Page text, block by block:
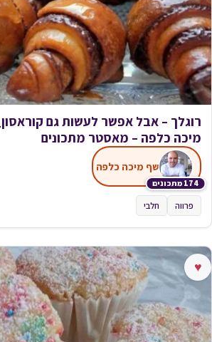
רוגלך – אבל אפשר לעשות גם
מיכה כלפה – מאסטר מתכונים
174 מתכונים
שף מיכה כלפה
פרווה חלבי
♥